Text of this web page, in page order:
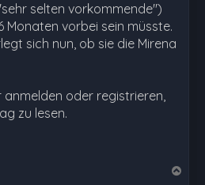
selten vorkommende")
Monaten vorbei sein müsste.
sich nun, ob sie die Mirena
anmelden oder registrieren,
zu lesen.